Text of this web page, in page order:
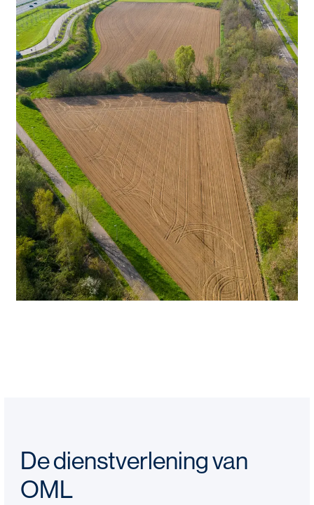
De dienstverlening van
OML